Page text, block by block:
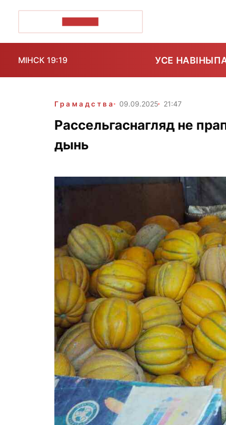
МІНСК 19:19 УСЕ НАВІНЫ
Грамадства 09.09.2025 21:47
Рассельгаснагляд не
дынь